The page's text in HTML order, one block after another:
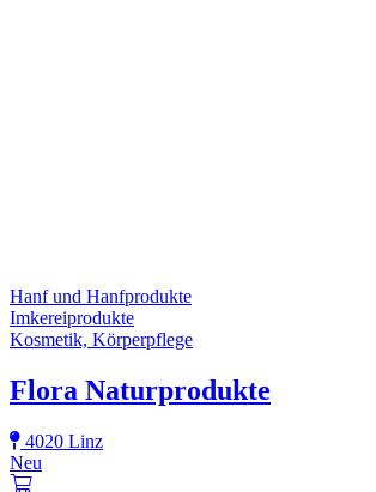
Hanf und Hanfprodukte
Imkereiprodukte
Kosmetik, Körperpflege
Flora Naturprodukte
4020 Linz
Neu